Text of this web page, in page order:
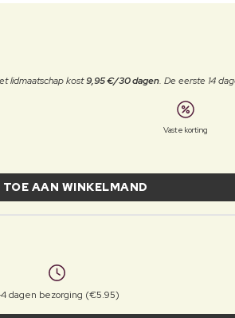
lidmaatschap kost9,95 €/30 dagen. De eerste 14
Vaste korting
TOE AAN WINKELMAND
4 dagen bezorging (€5.95)